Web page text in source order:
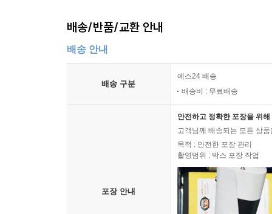
배송/반품/교환 안내
배송 안내
배송 구분
예스24 배송
배송비 : 무료배송
포장 안내
안전하고 정확한 포장을 위
고객님께 배송되는 모든 상
목적 : 안전한 포장 관리
촬영범위 : 박스 포장 작업